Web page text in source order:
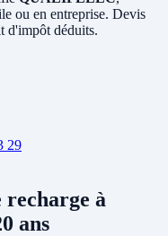
ou en entreprise. Devis
d'impôt déduits.
29
recharge à
ans